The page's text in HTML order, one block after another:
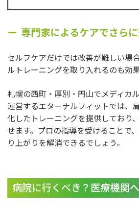
専門家によるケアでさら
セルフケアだけでは改善が難しい場
ルトレーニングを取り入れるのも効果
札幌の西町・厚別・円山でメディカ
運営するエターナルフィットでは、
化したトレーニングを提供しており
せます。プロの指導を受けることで
り上がりを解消できるでしょう。
病院に行くべき？医療機関